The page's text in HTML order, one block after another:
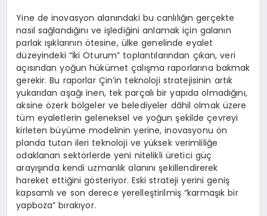
Yine de inovasyon alanındaki bu canlılığın gerçekte
nasıl sağlandığını ve işlediğini anlamak için galanın
parlak ışıklarının ötesine, ülke genelinde eyalet
düzeyindeki “İki Oturum” toplantılarından çıkan, veri
açısından yoğun hükümet çalışma raporlarına bakmak
gerekir. Bu raporlar Çin’in teknoloji stratejisinin artık
yukarıdan aşağı inen, tek parçalı bir yapıda olmadığını,
aksine özerk bölgeler ve belediyeler dâhil olmak üzere
tüm eyaletlerin geleneksel ve yoğun şekilde çevreyi
kirleten büyüme modelinin yerine, inovasyonu ön
planda tutan ileri teknoloji ve yüksek verimliliğe
odaklanan sektörlerde yeni nitelikli üretici güç
arayışında kendi uzmanlık alanını şekillendirerek
hareket ettiğini gösteriyor. Eski strateji yerini geniş
kapsamlı ve son derece yerelleştirilmiş “karmaşık bir
yapboza” bırakıyor.